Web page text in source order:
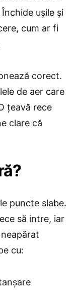
ușile și
cum ar fi
corect.
de aer care
țeavă rece
clare că
puncte slabe.
să intre, iar
cu: